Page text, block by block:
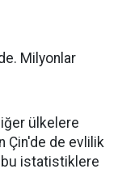
Milyonlar
ülkelere
Çin'de de evlilik
istatistiklere